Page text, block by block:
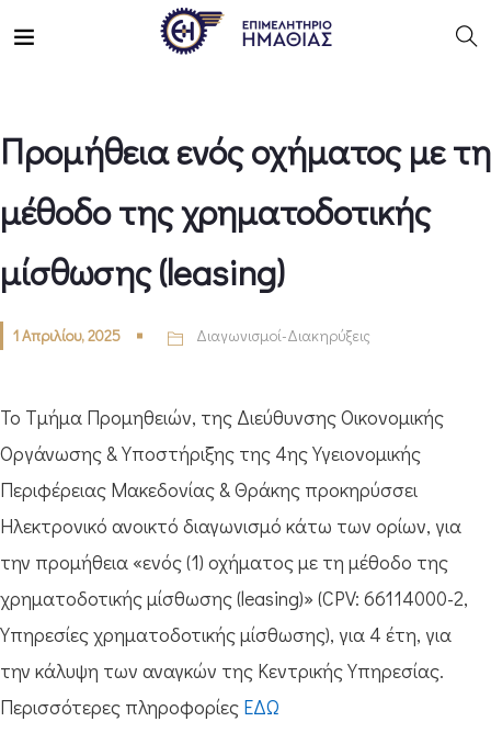
Προμήθεια ενός οχήματος με τη
μέθοδο της χρηματοδοτικής
μίσθωσης (leasing)
1 Απριλίου, 2025 Διαγωνισμοί-Διακηρύξεις
Το Τμήμα Προμηθειών, της Διεύθυνσης Οικονομικής
Οργάνωσης & Υποστήριξης της 4ης Υγειονομικής
Περιφέρειας Μακεδονίας & Θράκης προκηρύσσει
Ηλεκτρονικό ανοικτό διαγωνισμό κάτω των ορίων, για
την προμήθεια «ενός (1) οχήματος με τη μέθοδο της
χρηματοδοτικής μίσθωσης (leasing)» (CPV: 66114000-2,
Υπηρεσίες χρηματοδοτικής μίσθωσης), για 4 έτη, για
την κάλυψη των αναγκών της Κεντρικής Υπηρεσίας.
Περισσότερες πληροφορίες ΕΔΩ